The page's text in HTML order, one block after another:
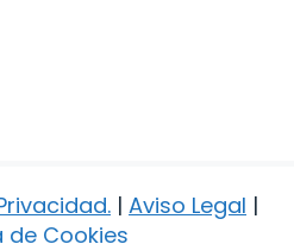
. | Aviso Legal |
de Cookies